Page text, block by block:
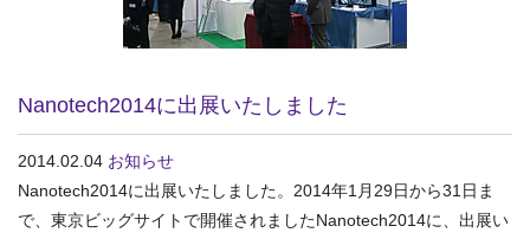
Nanotech2014に出展いたしました
2014.02.04 お知らせ
Nanotech2014に出展いたしました。2014年1月29日から31日ま
で、東京ビッグサイトで開催されましたNanotech2014に、出展い